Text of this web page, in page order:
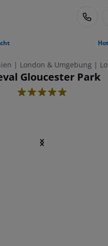
| London & Umgebung |
Gloucester Park
5